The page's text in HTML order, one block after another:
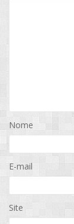
Nome
E-mail
Site